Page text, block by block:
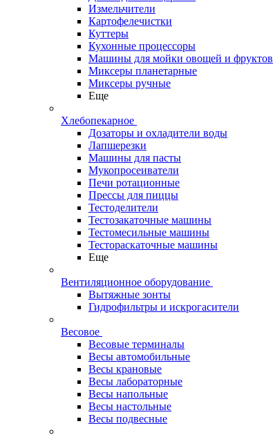
Измельчители
Картофелечистки
Куттеры
Кухонные процессоры
Машины для мойки овощей и фруктов
Миксеры планетарные
Миксеры ручные
Еще
Хлебопекарное
Дозаторы и охладители воды
Лапшерезки
Машины для пасты
Мукопросеиватели
Печи ротационные
Прессы для пиццы
Тестоделители
Тестозакаточные машины
Тестомесильные машины
Тестораскаточные машины
Еще
Вентиляционное оборудование
Вытяжные зонты
Гидрофильтры и искрогасители
Весовое
Весовые терминалы
Весы автомобильные
Весы крановые
Весы лабораторные
Весы напольные
Весы настольные
Весы подвесные